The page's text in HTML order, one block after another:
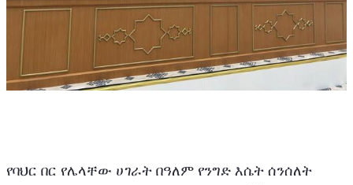
የባህር በር የሌላቸው ሀገራት በዓለም የንግድ እሴት ሰንሰለት